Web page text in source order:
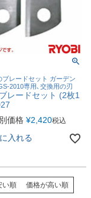
ブレードセット ガーデン
2010専用､交換用の刃
レードセット (2枚1
価格 ¥2,420税込
入れる
い順 価格が高い順